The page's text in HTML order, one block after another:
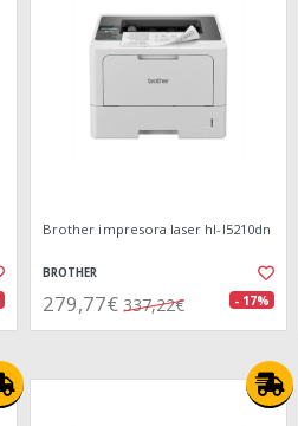
Brother impresora laser hl-l5210dn
BROTHER
279,77€ 337,22€ - 17%